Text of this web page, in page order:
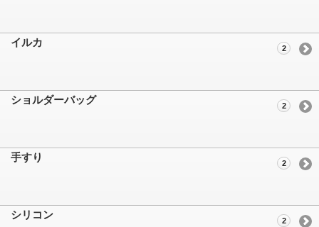
イルカ 2
ショルダーバッグ 2
手すり 2
シリコン 2